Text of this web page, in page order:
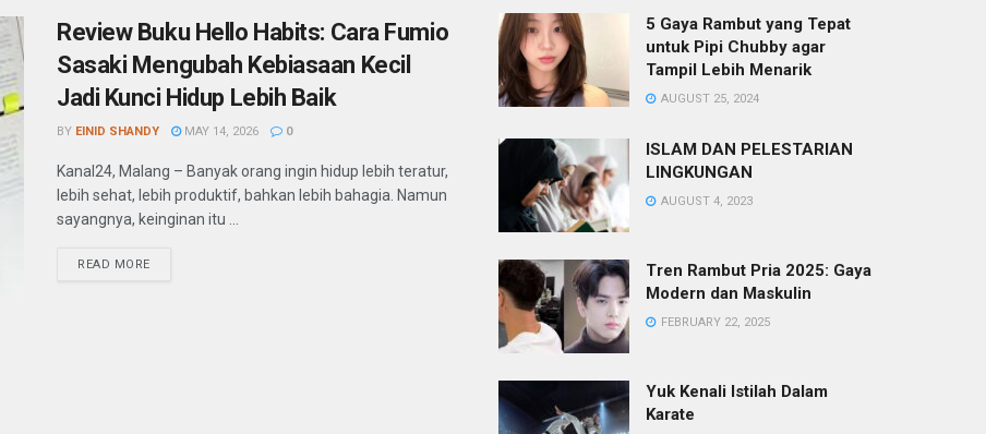
Review Buku Hello Habits: Cara Fumio
Sasaki Mengubah Kebiasaan Kecil
Jadi Kunci Hidup Lebih Baik
BY EINID SHANDY MAY 14, 2026 0
Kanal24, Malang – Banyak orang ingin hidup lebih teratur,
lebih sehat, lebih produktif, bahkan lebih bahagia. Namun
sayangnya, keinginan itu ...
READ MORE
5 Gaya Rambut yang Tepat
untuk Pipi Chubby agar
Tampil Lebih Menarik
AUGUST 25, 2024
ISLAM DAN PELESTARIAN
LINGKUNGAN
AUGUST 4, 2023
Tren Rambut Pria 2025: Gaya
Modern dan Maskulin
FEBRUARY 22, 2025
Yuk Kenali Istilah Dalam
Karate